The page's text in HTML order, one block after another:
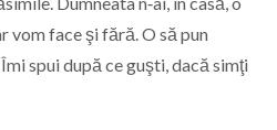
vom face şi fără. O să pun
spui după ce guşti, dacă simţi